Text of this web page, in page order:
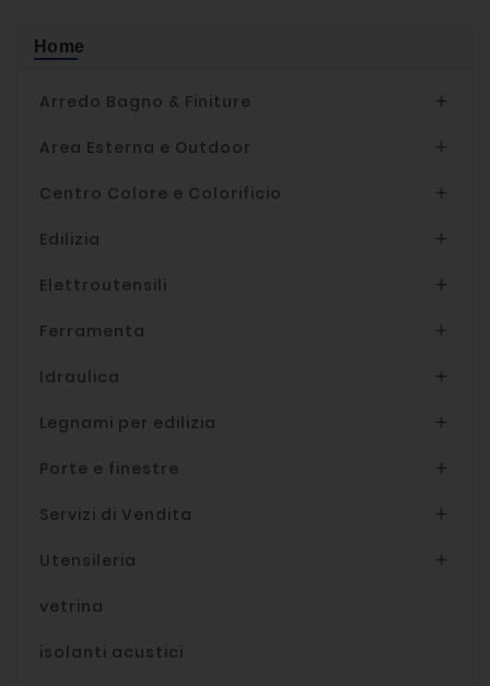
Home
Arredo Bagno & Finiture 
Area Esterna e Outdoor 
Centro Colore e Colorificio 
Edilizia 
Elettroutensili 
Ferramenta 
Idraulica 
Legnami per edilizia 
Porte e finestre 
Servizi di Vendita 
Utensileria 
vetrina
isolanti acustici